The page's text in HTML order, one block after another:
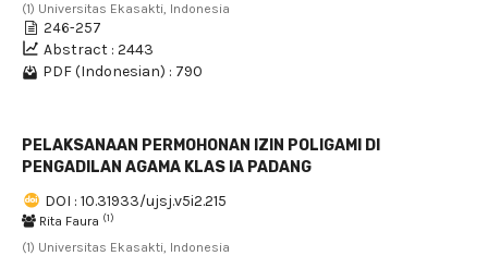
(1) Universitas Ekasakti, Indonesia
246-257
Abstract : 2443
PDF (Indonesian) : 790
PELAKSANAAN PERMOHONAN IZIN POLIGAMI DI
PENGADILAN AGAMA KLAS IA PADANG
DOI : 10.31933/ujsj.v5i2.215
Rita Faura (1)
(1) Universitas Ekasakti, Indonesia